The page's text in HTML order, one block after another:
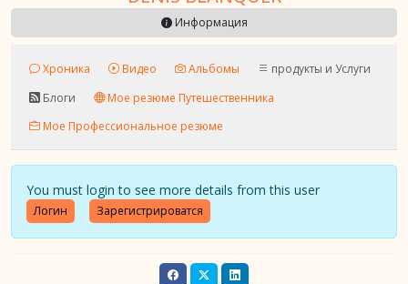
Информация
Хроника Видео Альбомы
продукты и Услуги
Блоги
Мое резюме Путешественника
Мое Профессиональное резюме
You must login to see more details from this user
Логин Зарегистрироватся